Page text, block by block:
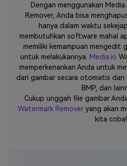
Dengan menggunakan
Remover, Anda bisa
hanya dalam waktu
membutuhkan software mahal
memiliki kemampuan mengedit
untuk melakukannya. Media.io
memperkenankan Anda untuk
dari gambar secara otomatis dan
BMP, dan
Cukup unggah file gambar
Watermark Removeryang akan
kita coba!